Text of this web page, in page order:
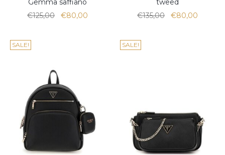
Gemma saffiano
€125,00
€80,00
tweed
€135,00
€80,00
SALE! SALE!